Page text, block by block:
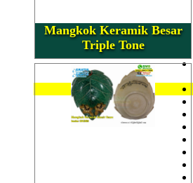
Mangkok Keramik Besar
Triple Tone